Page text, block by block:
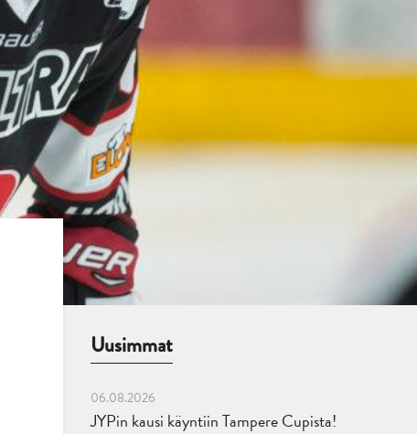
Uusimmat
06.08.2026
JYPin kausi käyntiin Tampere Cupista!